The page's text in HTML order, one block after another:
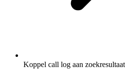
Koppel call log aan zoekresultaat